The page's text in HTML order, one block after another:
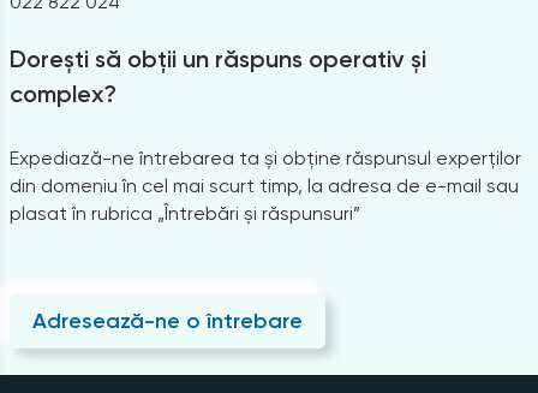
Dorești să obții un răspuns operativ și
complex?
Expediază-ne întrebarea ta și obține răspunsul experților
din domeniu în cel mai scurt timp, la adresa de e-mail sau
plasat în rubrica „Întrebări și răspunsuri”
Adresează-ne o întrebare